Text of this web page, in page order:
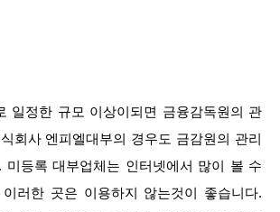
일정한 규모 이상이되면 금융감독원의 관
회사 엔피엘대부의 경우도 금감원의 관리
미등록 대부업체는 인터넷에서 많이 볼 수
러한 곳은 이용하지 않는것이 좋습니다.